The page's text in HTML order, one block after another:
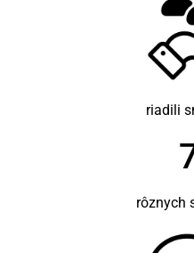
riadili
rôznych